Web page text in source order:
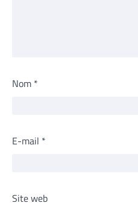
Nom *
E-mail *
Site web